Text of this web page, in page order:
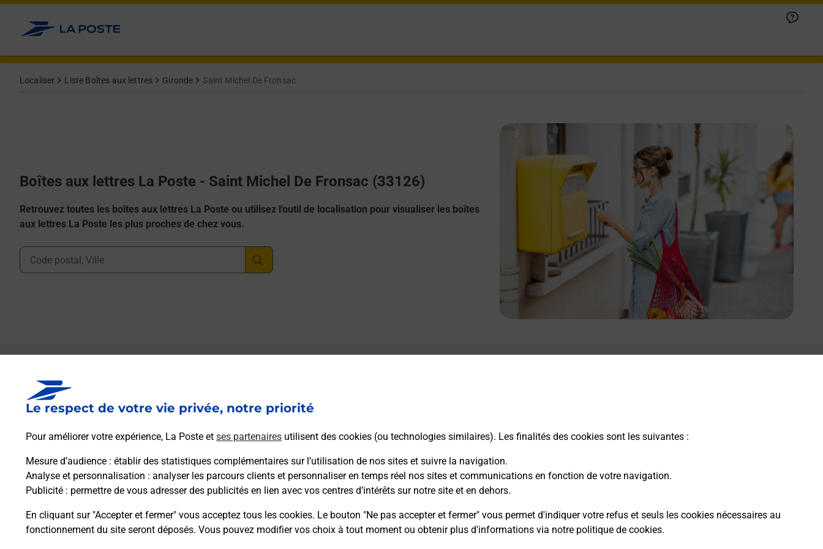
Le respect de votre vie privée, notre priorité
Pour améliorer votre expérience, La Poste et ses partenaires utilisent des cookies (ou technologies similaires). Les finalités des cookies sont les suivantes :
Mesure d’audience : établir des statistiques complémentaires sur l’utilisation de nos sites et suivre la navigation.
Analyse et personnalisation : analyser les parcours clients et personnaliser en temps réel nos sites et communications en fonction de votre navigation.
Publicité : permettre de vous adresser des publicités en lien avec vos centres d’intérêts sur notre site et en dehors.
En cliquant sur "Accepter et fermer" vous acceptez tous les cookies. Le bouton "Ne pas accepter et fermer" vous permet d'indiquer votre refus et seuls les cookies nécessaires au
fonctionnement du site seront déposés. Vous pouvez modifier vos choix à tout moment ou obtenir plus d'informations via notre politique de cookies.
Allez au contenu
Localiser Liste Boîtes aux lettres Gironde Saint Michel De Fronsac
Boîtes aux lettres La Poste - Saint Michel De Fronsac (33126)
Retrouvez toutes les boîtes aux lettres La Poste ou utilisez l'outil de localisation pour visualiser les boîtes
aux lettres La Poste les plus proches de chez vous.
Ville, Département, Code Postal
Boîte aux lettres La Poste
Prochaine collecte du courrier samedi à
33126 Saint Michel De Fronsac
Itinéraire